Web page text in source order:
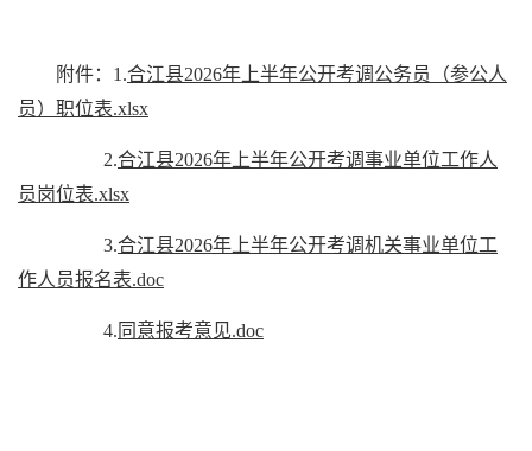
附件：1.合江县2026年上半年公开考调公务员（参公人
员）职位表.xlsx
2.合江县2026年上半年公开考调事业单位工作人
员岗位表.xlsx
3.合江县2026年上半年公开考调机关事业单位工
作人员报名表.doc
4. 同意报考意见.doc